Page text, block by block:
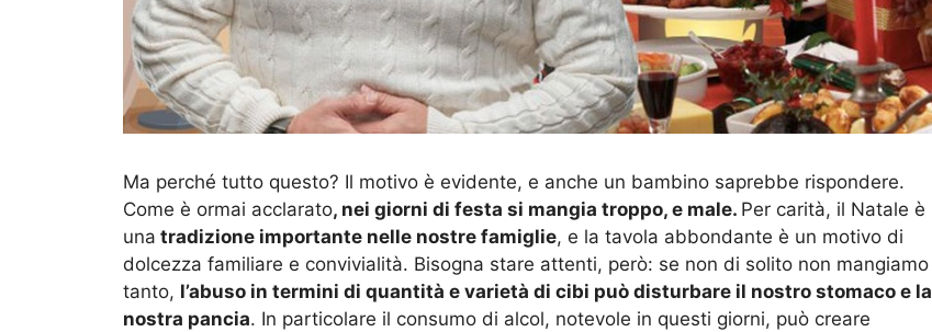
Ma perché tutto questo? Il motivo è evidente, e anche un bambino saprebbe rispondere.
Come è ormai acclarato, nei giorni di festa si mangia troppo, e male. Per carità, il Natale è
una tradizione importante nelle nostre famiglie, e la tavola abbondante è un motivo di
dolcezza familiare e convivialità. Bisogna stare attenti, però: se non di solito non mangiamo
tanto, l’abuso in termini di quantità e varietà di cibi può disturbare il nostro stomaco e la
nostra pancia. In particolare il consumo di alcol, notevole in questi giorni, può creare